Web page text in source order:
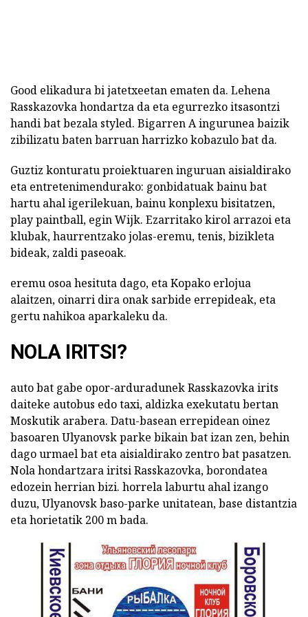
Good elikadura bi jatetxeetan ematen da. Lehena
Rasskazovka hondartza da eta egurrezko itsasontzi
handi bat bezala styled. Bigarren A ingurunea baizik
zibilizatu baten barruan harrizko kobazulo bat da.
Guztiz konturatu proiektuaren inguruan aisialdirako
eta entretenimendurako: gonbidatuak bainu bat
hartu ahal igerilekuan, bainu konplexu bisitatzen,
play paintball, egin Wijk. Ezarritako kirol arrazoi eta
klubak, haurrentzako jolas-eremu, tenis, bizikleta
bideak, zaldi paseoak.
eremu osoa hesituta dago, eta Kopako erlojua
alaitzen, oinarri dira onak sarbide errepideak, eta
gertu nahikoa aparkaleku da.
NOLA IRITSI?
auto bat gabe opor-arduradunek Rasskazovka irits
daiteke autobus edo taxi, aldizka exekutatu bertan
Moskutik arabera. Datu-basean errepidean oinez
basoaren Ulyanovsk parke bikain bat izan zen, behin
dago urmael bat eta aisialdirako zentro bat pasatzen.
Nola hondartzara iritsi Rasskazovka, borondatea
edozein herrian bizi. horrela laburtu ahal izango
duzu, Ulyanovsk baso-parke unitatean, base distantzia
eta horietatik 200 m bada.